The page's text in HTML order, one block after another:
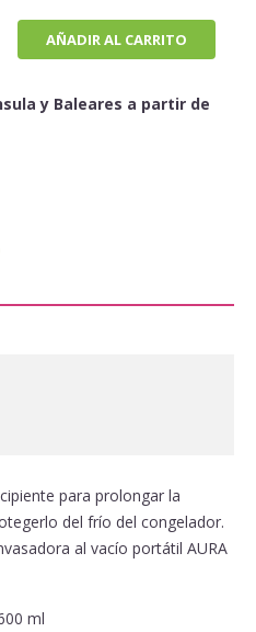
AÑADIR AL CARRITO
y Baleares a partir de
para prolongar la
del frío del congelador.
al vacío portátil AURA
ml